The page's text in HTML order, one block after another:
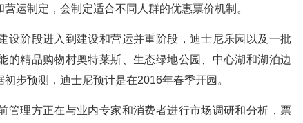
运制定，会制定适合不同人群的优惠票价机制。
阶段进入到建设和营运并重阶段，迪士尼乐园以及一批
的精品购物村奥特莱斯、生态绿地公园、中心湖和湖泊边
步预测，迪士尼预计是在2016年春季开园。
理方正在与业内专家和消费者进行市场调研和分析，票